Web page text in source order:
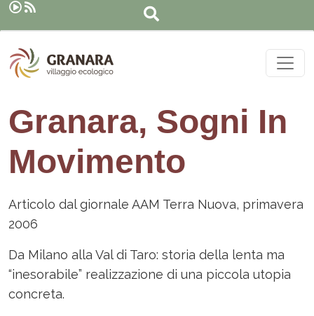
Salta al contenuto principale
Granara, Sogni In
Movimento
Articolo dal giornale AAM Terra Nuova, primavera
2006
Da Milano alla Val di Taro: storia della lenta ma
“inesorabile” realizzazione di una piccola utopia
concreta.